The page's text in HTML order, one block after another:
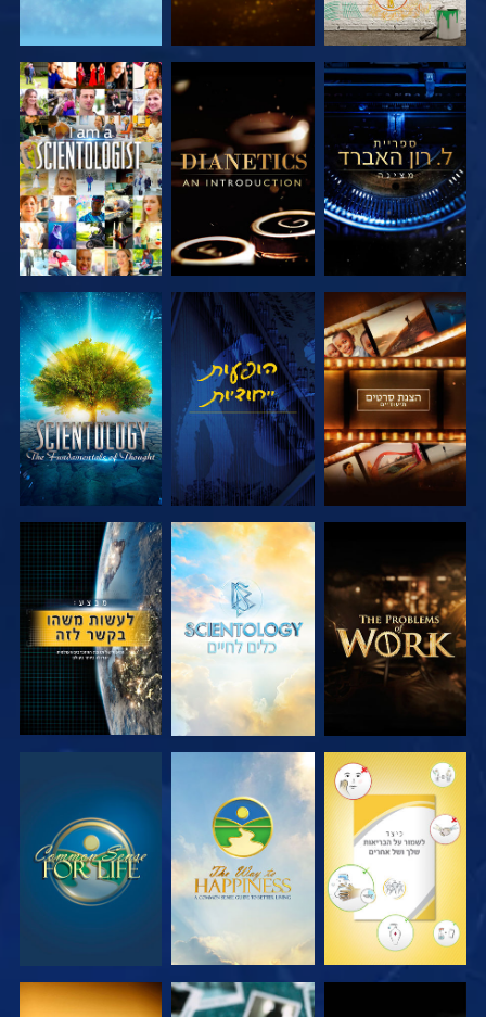
בדוק את הסדרה בדוק את הסדרה צפה
בדוק את הסדרה צפה בדוק את הסדרה
בדוק את הסדרה בדוק את הסדרה צפה
צפה צפה צפה